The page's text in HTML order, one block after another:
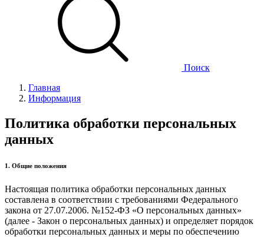
Поиск
Главная
Информация
Политика обработки персональных
данных
1. Общие положения
Настоящая политика обработки персональных данных
составлена в соответствии с требованиями Федерального
закона от 27.07.2006. №152-ФЗ «О персональных данных»
(далее - Закон о персональных данных) и определяет порядок
обработки персональных данных и меры по обеспечению